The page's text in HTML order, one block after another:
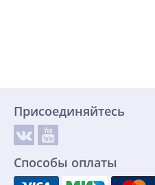
Присоединяйтесь
Способы оплаты